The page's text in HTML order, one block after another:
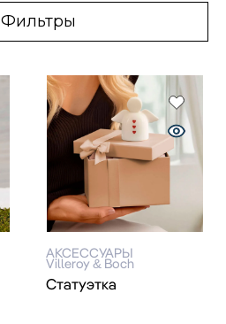
Фильтры
АКСЕССУАРЫ
Villeroy & Boch
Статуэтка